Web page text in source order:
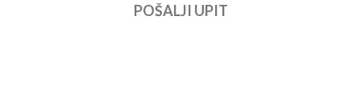
POŠALJI UPIT